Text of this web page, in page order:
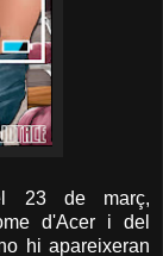
23 de març,
d'Acer i del
hi apareixeran